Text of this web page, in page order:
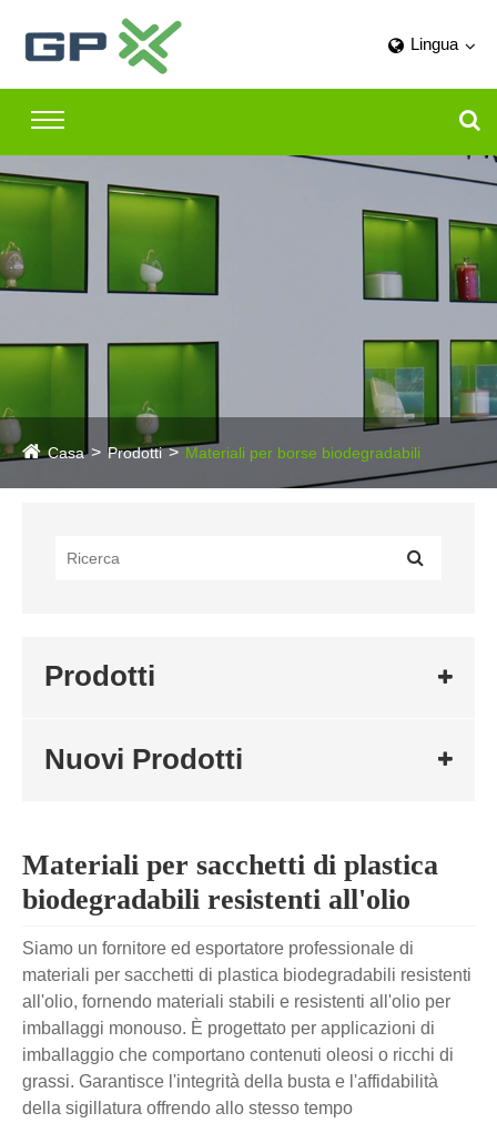
Lingua
Casa Prodotti Materiali per borse biodegradabili
Prodotti
Nuovi Prodotti
Materiali per sacchetti di plastica
biodegradabili resistenti all'olio
Siamo un fornitore ed esportatore professionale di
materiali per sacchetti di plastica biodegradabili resistenti
all'olio, fornendo materiali stabili e resistenti all'olio per
imballaggi monouso. È progettato per applicazioni di
imballaggio che comportano contenuti oleosi o ricchi di
grassi. Garantisce l'integrità della busta e l'affidabilità
della sigillatura offrendo allo stesso tempo